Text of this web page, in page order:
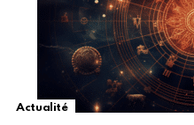
Actualité